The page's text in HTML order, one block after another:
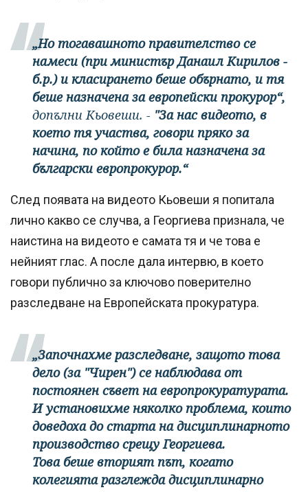
„Но тогавашното правителство се
намеси (при министър Данаил Кирилов -
б.р.) и класирането беше обърнато, и тя
беше назначена за европейски прокурор“,
допълни Кьовеши. - "За нас видеото, в
което тя участва, говори пряко за
начина, по който е била назначена за
български европрокурор.“
След появата на видеото Кьовеши я попитала
лично какво се случва, а Георгиева признала, че
наистина на видеото е самата тя и че това е
нейният глас. А после дала интервю, в което
говори публично за ключово поверително
разследване на Европейската прокуратура.
„Започнахме разследване, защото това
дело (за "Чирен") се наблюдава от
постоянен съвет на европрокуратурата.
И установихме няколко проблема, които
доведоха до старта на дисциплинарното
производство срещу Георгиева.
Това беше вторият път, когато
колегията разглежда дисциплинарно